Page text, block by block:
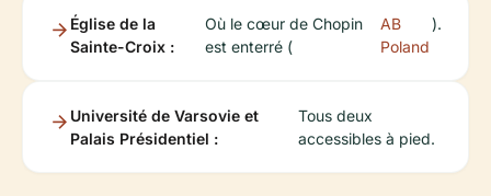
Église de la
Sainte-Croix :
Où le cœur de Chopin
est enterré (
AB
Poland
).
Université de Varsovie et
Palais Présidentiel :
Tous deux
accessibles à pied.